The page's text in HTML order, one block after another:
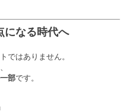
になる時代へ
ではありません。
部です。